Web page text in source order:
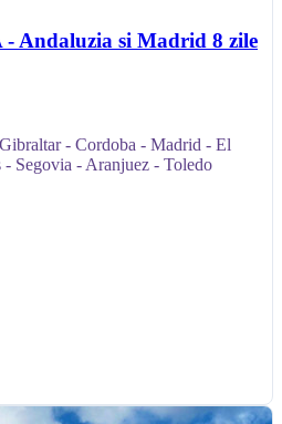
Andaluzia si Madrid 8 zile
- Cordoba - Madrid - El
Segovia - Aranjuez - Toledo